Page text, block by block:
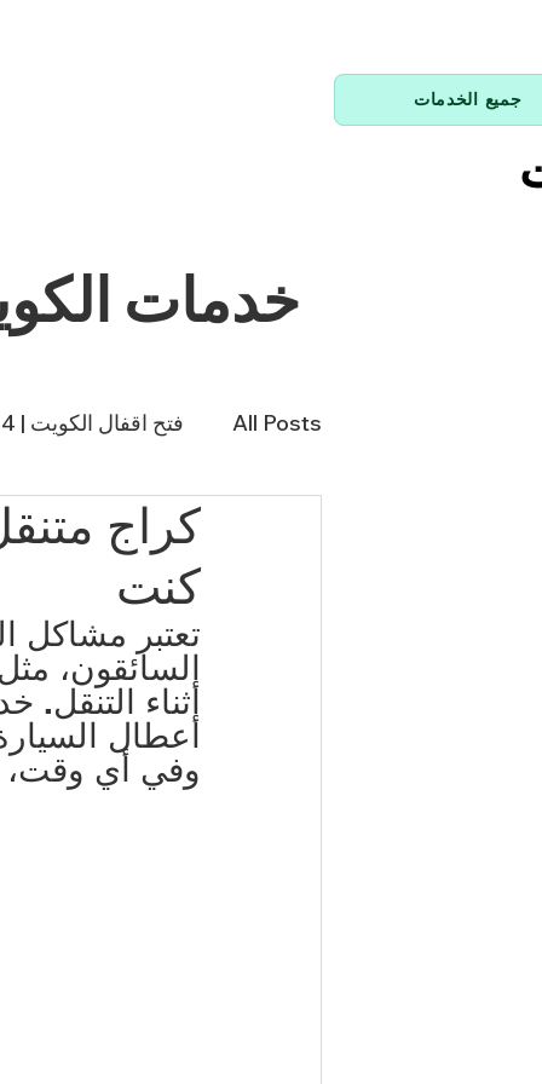
جميع الخدمات
خدمات
All Posts فتح اقفال الكويت | 66214144
فني تكييف | 98943366
شركة مكافحة حشرات | 50050641
مكتب تأشيرات الكويت | 98951133
كراج
كنت
تعتبر مشاكل
السائقون،
أثناء التنقل.
أعطال
وفي أي وقت،